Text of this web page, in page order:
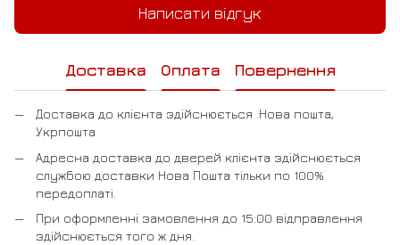
Написати відгук
Доставка Оплата Повернення
Доставка до клієнта здійснюється :Нова пошта,
Укрпошта
Адресна доставка до дверей клієнта здійснюється
службою доставки Нова Пошта тільки по 100%
передоплаті.
При оформленні замовлення до 15:00 відправлення
здійснюється того ж дня.